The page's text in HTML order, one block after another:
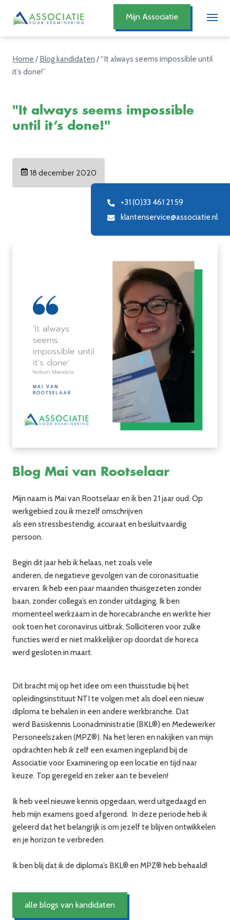
Mijn Associatie
Home /Blog kandidaten /“It always seems impossible until
it’s done!”
"It always seems impossible
until it’s done!"
18 december 2020
+31 (0)33 461 21 59
klantenservice@associatie.nl
Blog Mai van Rootselaar
Mijn naam is Mai van Rootselaar en ik ben 21 jaar oud. Op
werkgebied zou ik mezelf omschrijven
als een stressbestendig, accuraat en besluitvaardig
persoon.
Begin dit jaar heb ik helaas, net zoals vele
anderen, de negatieve gevolgen van de coronasituatie
ervaren. Ik heb een paar maanden thuisgezeten zonder
baan, zonder collega’s en zonder uitdaging. Ik ben
momenteel werkzaam in de horecabranche en werkte hier
ook toen het coronavirus uitbrak. Solliciteren voor zulke
functies werd er niet makkelijker op doordat de horeca
werd gesloten in maart.
Dit bracht mij op het idee om een thuisstudie bij het
opleidingsinstituut NTI te volgen met als doel een nieuw
diploma te behalen in een andere werkbranche. Dat
werd Basiskennis Loonadministratie (BKL®) en Medewerker
Personeelszaken (MPZ®). Na het leren en nakijken van mijn
opdrachten heb ik zelf een examen ingepland bij de
Associatie voor Examinering op een locatie en tijd naar
keuze. Top geregeld en zeker aan te bevelen!
Ik heb veel nieuwe kennis opgedaan, werd uitgedaagd en
heb mijn examens goed afgerond. In deze periode heb ik
geleerd dat het belangrijk is om jezelf te blijven ontwikkelen
en je horizon te verbreden.
Ik ben blij dat ik de diploma’s BKL® en MPZ® heb behaald!
alle blogs van kandidaten